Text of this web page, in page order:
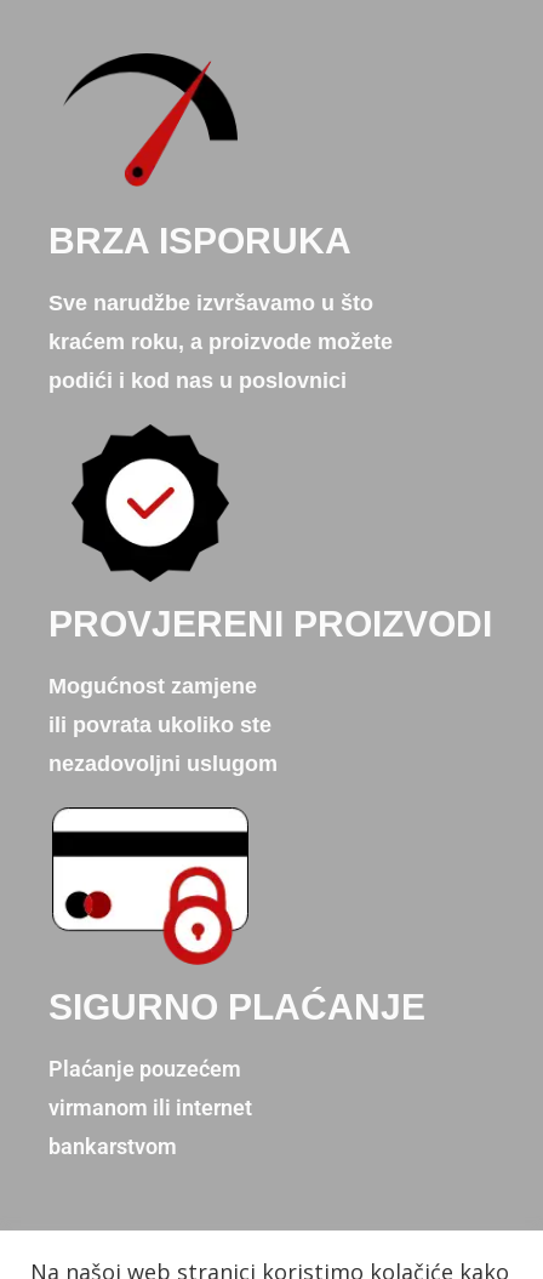
BRZA ISPORUKA
Sve narudžbe izvršavamo u što
kraćem roku, a proizvode možete
podići i kod nas u poslovnici
PROVJERENI PROIZVODI
Mogućnost zamjene
ili povrata ukoliko ste
nezadovoljni uslugom
SIGURNO PLAĆANJE
Plaćanje pouzećem
virmanom ili internet
bankarstvom
Na našoj web stranici koristimo kolačiće kako